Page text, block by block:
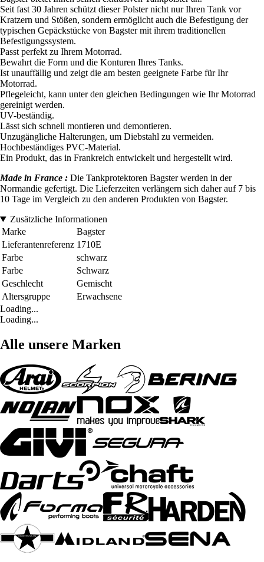
Seit fast 30 Jahren schützt dieser Polster nicht nur Ihren Tank vor
Kratzern und Stößen, sondern ermöglicht auch die Befestigung der
typischen Gepäckstücke von Bagster mit ihrem traditionellen
Befestigungssystem.
Passt perfekt zu Ihrem Motorrad.
Bewahrt die Form und die Konturen Ihres Tanks.
Ist unauffällig und zeigt die am besten geeignete Farbe für Ihr
Motorrad.
Pflegeleicht, kann unter den gleichen Bedingungen wie Ihr Motorrad
gereinigt werden.
UV-beständig.
Lässt sich schnell montieren und demontieren.
Unzugängliche Halterungen, um Diebstahl zu vermeiden.
Hochbeständiges PVC-Material.
Ein Produkt, das in Frankreich entwickelt und hergestellt wird.
Made in France : Die Tankprotektoren Bagster werden in der
Normandie gefertigt. Die Lieferzeiten verlängern sich daher auf 7 bis
10 Tage im Vergleich zu den anderen Produkten von Bagster.
Zusätzliche Informationen
Marke
Bagster
Lieferantenreferenz 1710E
Farbe
schwarz
Farbe
Schwarz
Geschlecht
Gemischt
Altersgruppe
Erwachsene
Loading...
Loading...
Alle unsere Marken